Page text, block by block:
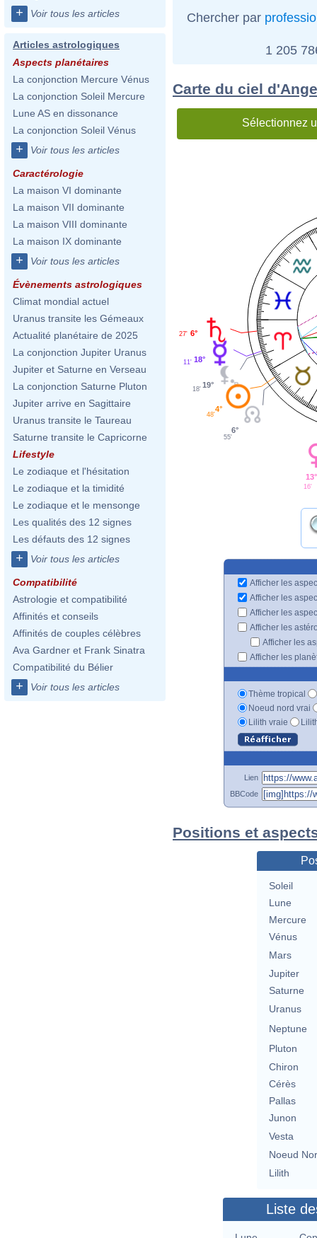
+ Voir tous les articles
Articles astrologiques
Aspects planétaires
La conjonction Mercure Vénus
La conjonction Soleil Mercure
Lune AS en dissonance
La conjonction Soleil Vénus
+ Voir tous les articles
Caractérologie
La maison VI dominante
La maison VII dominante
La maison VIII dominante
La maison IX dominante
+ Voir tous les articles
Évènements astrologiques
Climat mondial actuel
Uranus transite les Gémeaux
Actualité planétaire de 2025
La conjonction Jupiter Uranus
Jupiter et Saturne en Verseau
La conjonction Saturne Pluton
Jupiter arrive en Sagittaire
Uranus transite le Taureau
Saturne transite le Capricorne
Lifestyle
Le zodiaque et l'hésitation
Le zodiaque et la timidité
Le zodiaque et le mensonge
Les qualités des 12 signes
Les défauts des 12 signes
+ Voir tous les articles
Compatibilité
Astrologie et compatibilité
Affinités et conseils
Affinités de couples célèbres
Ava Gardner et Frank Sinatra
Compatibilité du Bélier
+ Voir tous les articles
Chercher par
1 205
Carte du ciel
Sélectionnez
6°
27'
18°
11'
19°
18'
4°
48'
6°
55'
13°
16'
Afficher les
Afficher les
Afficher les
Afficher les
Afficher les
Afficher les
Thème tropical
Noeud nord vrai
Lilith vraie
Lien
BBCode
Positions et
Soleil
Lune
Mercure
Vénus
Mars
Jupiter
Saturne
Uranus
Neptune
Pluton
Chiron
Cérès
Pallas
Junon
Vesta
Noeud
Lilith
Liste